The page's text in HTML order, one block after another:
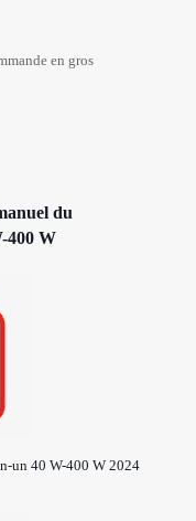
en gros
du
400 W
un 40 W-400 W 2024